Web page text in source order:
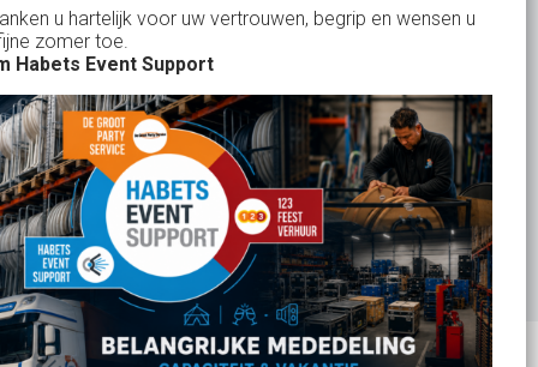
Horeca verhuur
Partyverhuur
Je vindt ons op
u hartelijk voor uw vertrouwen, begrip en wensen u
zomer toe.
Habets Event Support